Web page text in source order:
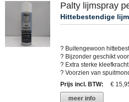
Palty lijmspray
Hittebestendige
? Buitengewoon
? Bijzonder geschikt
? Extra sterke
? Voorzien van
Prijs incl. BTW:
€
meer info